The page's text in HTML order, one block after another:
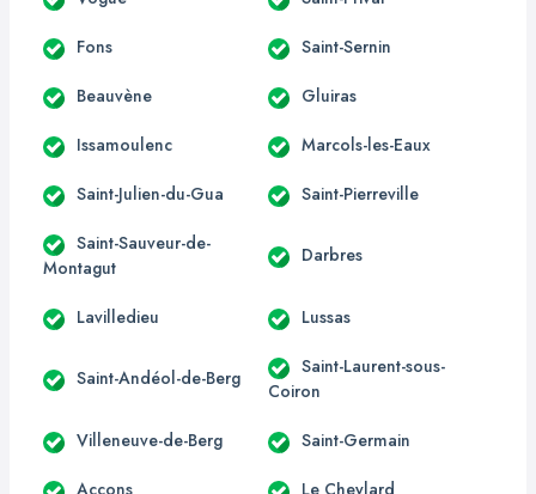
Fons Saint-Sernin
Beauvène Gluiras
Issamoulenc Marcols-les-Eaux
Saint-Julien-du-Gua Saint-Pierreville
Saint-Sauveur-de-
Montagut
Darbres
Lavilledieu Lussas
Saint-Andéol-de-Berg
Saint-Laurent-sous-
Coiron
Villeneuve-de-Berg Saint-Germain
Accons Le Cheylard